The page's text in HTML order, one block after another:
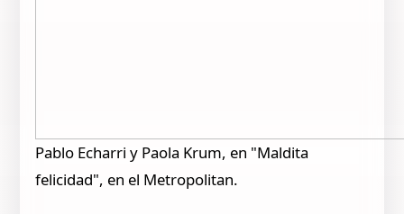
Pablo Echarri y Paola Krum, en "Maldita
felicidad", en el Metropolitan.